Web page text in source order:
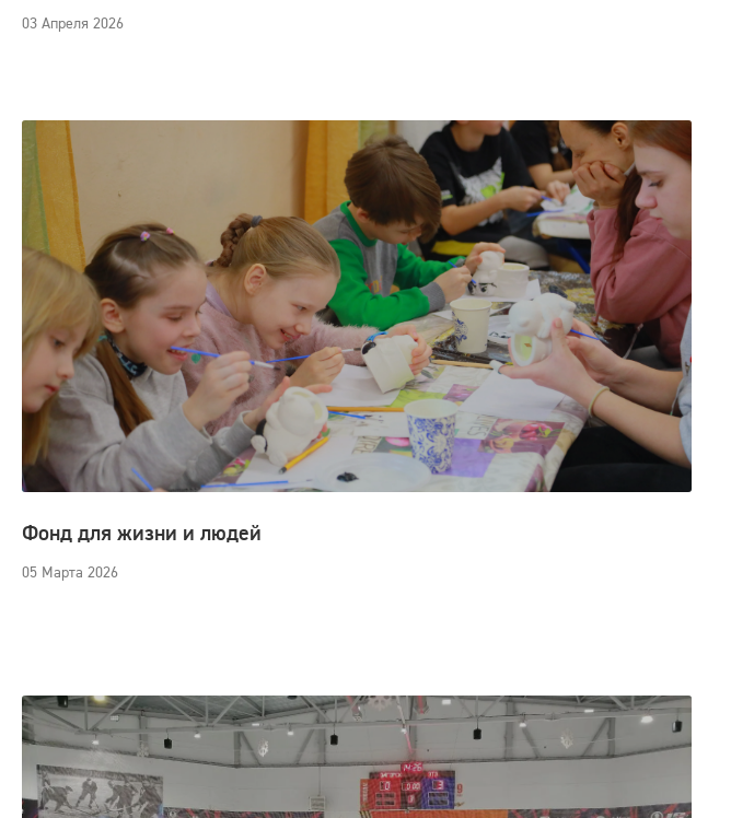
03 Апреля 2026
Фонд для жизни и людей
05 Марта 2026